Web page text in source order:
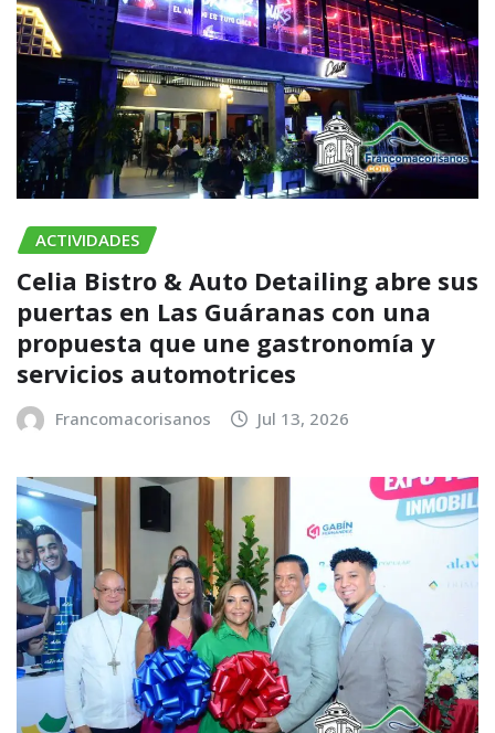
ACTIVIDADES
Celia Bistro & Auto Detailing abre sus
puertas en Las Guáranas con una
propuesta que une gastronomía y
servicios automotrices
Francomacorisanos Jul 13, 2026